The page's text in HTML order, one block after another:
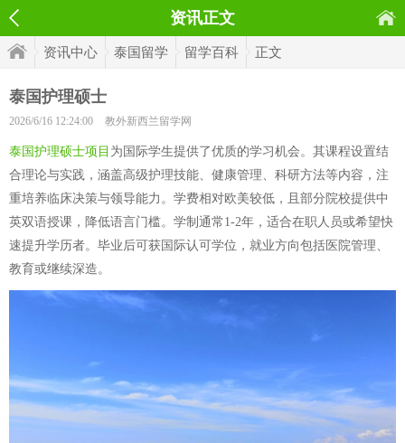
资讯正文
资讯中心 泰国留学 留学百科 正文
泰国护理硕士
2026/6/16 12:24:00 教外新西兰留学网
泰国护理硕士项目 为国际学生提供了优质的学习机会。其课程设置结
合理论与实践，涵盖高级护理技能、健康管理、科研方法等内容，注
重培养临床决策与领导能力。学费相对欧美较低，且部分院校提供中
英双语授课，降低语言门槛。学制通常1-2年，适合在职人员或希望快
速提升学历者。毕业后可获国际认可学位，就业方向包括医院管理、
教育或继续深造。